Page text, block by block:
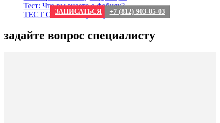
ЗАПИСАТЬСЯ +7 (812) 903-85-03
Тест: Что вы знаете о фобиях?
ТЕСТ О сексе: мифы и реальность
задайте вопрос специалисту